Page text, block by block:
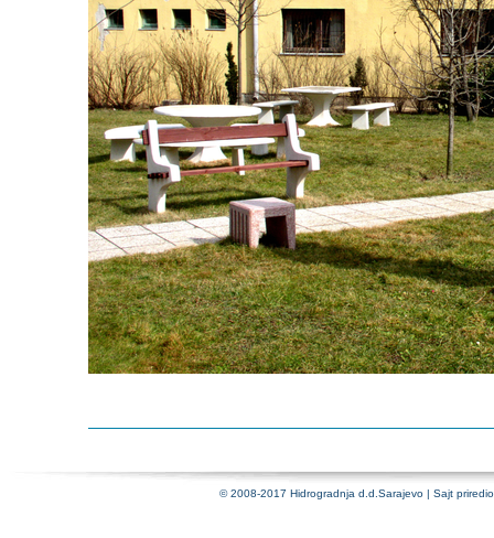
© 2008-2017 Hidrogradnja d.d.Sarajevo | Sajt